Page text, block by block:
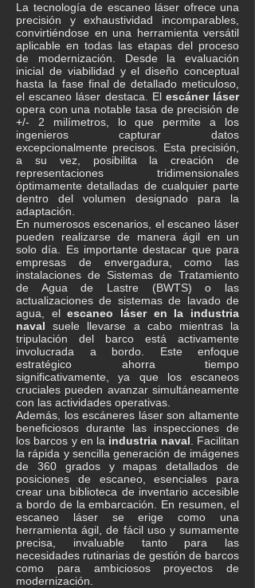
La tecnología de escaneo láser ofrece una
precisión y exhaustividad incomparables,
convirtiéndose en una herramienta versátil
aplicable en todas las etapas del proceso
de modernización. Desde la evaluación
inicial de viabilidad y el diseño conceptual
hasta la fase final de detallado meticuloso,
el escaneo láser destaca. El escáner láser
opera con una notable tasa de precisión de
+/- 2 milímetros, lo que permite a los
ingenieros capturar datos
excepcionalmente precisos. Esta precisión,
a su vez, posibilita la creación de
representaciones tridimensionales
óptimamente detalladas de cualquier parte
dentro del volumen designado para la
adaptación.
En numerosos escenarios, el escaneo láser
pueden realizarse de manera ágil en un
solo día. Es importante destacar que para
empresas de envergadura, como las
instalaciones de Sistemas de Tratamiento
de Agua de Lastre (BWTS) o las
actualizaciones de sistemas de lavado de
agua, elescaneo láser en la industria
naval
suele llevarse a cabo mientras la
tripulación del barco está activamente
involucrada a bordo. Este enfoque
estratégico ahorra tiempo
significativamente, ya que los escaneos
cruciales pueden avanzar simultáneamente
con las actividades operativas.
Además, los escáneres láser son altamente
beneficiosos durante las inspecciones de
los barcos y en la industria naval . Facilitan
la rápida y sencilla generación de imágenes
de 360 grados y mapas detallados de
posiciones de escaneo, esenciales para
crear una biblioteca de inventario accesible
a bordo de la embarcación. En resumen, el
escaneo láser se erige como una
herramienta ágil, de fácil uso y sumamente
precisa, invaluable tanto para las
necesidades rutinarias de gestión de barcos
como para ambiciosos proyectos de
modernización.